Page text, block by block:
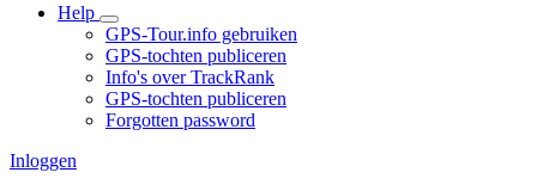
Help
GPS-Tour.info gebruiken
GPS-tochten publiceren
Info's over TrackRank
GPS-tochten publiceren
Forgotten password
Inloggen